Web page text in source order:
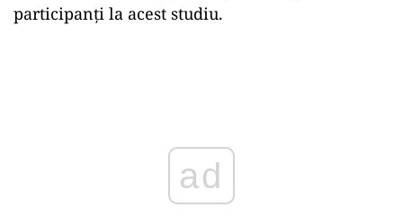
participanți la acest studiu.